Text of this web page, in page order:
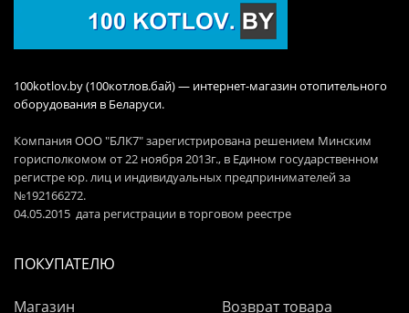
100kotlov.by (100котлов.бай) — интернет-магазин отопительного
оборудования в Беларуси.
Компания ООО "БЛК7" зарегистрирована решением Минским
горисполкомом от 22 ноября 2013г., в Едином государственном
регистре юр. лиц и индивидуальных предпринимателей за
№192166272.
04.05.2015 дата регистрации в торговом реестре
ПОКУПАТЕЛЮ
Магазин
Возврат товара